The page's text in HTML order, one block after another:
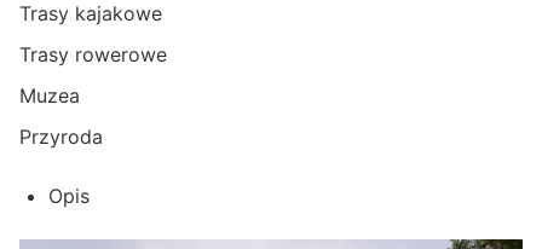
Trasy kajakowe
Trasy rowerowe
Muzea
Przyroda
Opis